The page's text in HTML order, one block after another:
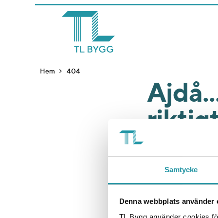
Samtycke
Denna webbplats använder
Hem 404
riktigt
Tur då att vi
och
Och det är
andra.